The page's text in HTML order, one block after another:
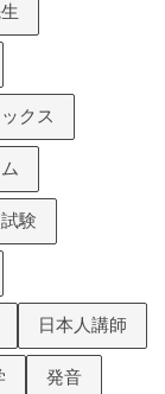
クス
験
日本人講師
発音